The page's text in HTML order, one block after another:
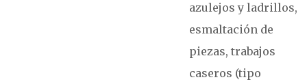
azulejos y ladrillos,
esmaltación de
piezas, trabajos
caseros (tipo